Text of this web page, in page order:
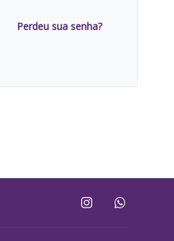
Perdeu sua senha?